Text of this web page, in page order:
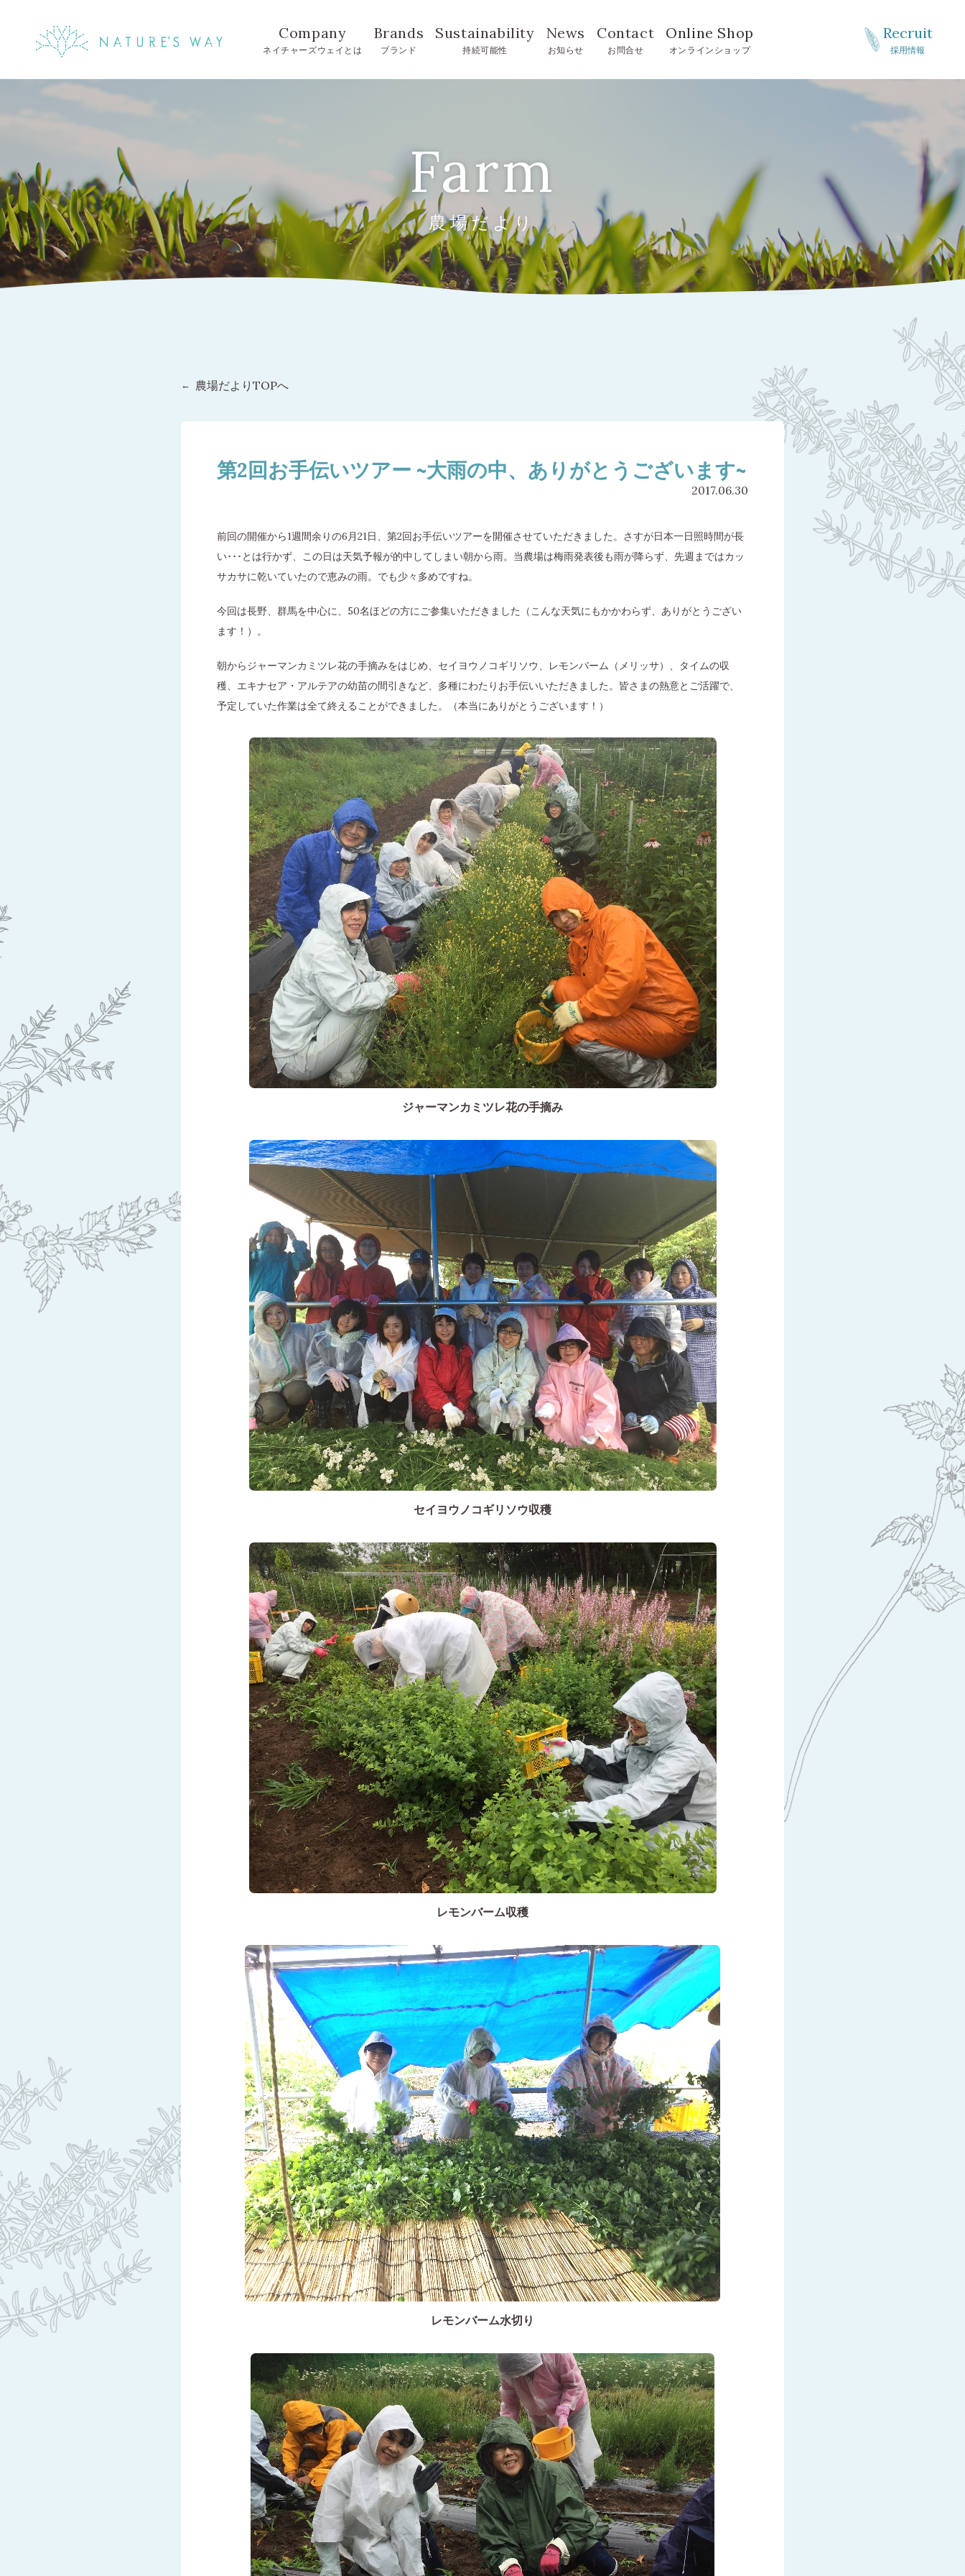
Recruit
採用情報
Company
ネイチャーズウェイとは
Brands
ブランド
Sustainability
持続可能性
News
お知らせ
Contact
お問合せ
Online Shop
オンラインショップ
Farm
農場だより
農場だよりTOPへ
第2回お手伝いツアー ~大雨の中、ありがとうございます~
2017.06.30
前回の開催から1週間余りの6月21日、第2回お手伝いツアーを開催させていただきました。さすが日本一日照時間が長
い･･･とは行かず、この日は天気予報が的中してしまい朝から雨。当農場は梅雨発表後も雨が降らず、先週まではカッ
サカサに乾いていたので恵みの雨。でも少々多めですね。
今回は長野、群馬を中心に、50名ほどの方にご参集いただきました（こんな天気にもかかわらず、ありがとうござい
ます！）。
朝からジャーマンカミツレ花の手摘みをはじめ、セイヨウノコギリソウ、レモンバーム（メリッサ）、タイムの収
穫、エキナセア・アルテアの幼苗の間引きなど、多種にわたりお手伝いいただきました。皆さまの熱意とご活躍で、
予定していた作業は全て終えることができました。（本当にありがとうございます！）
ジャーマンカミツレ花の手摘み
セイヨウノコギリソウ収穫
レモンバーム収穫
レモンバーム水切り